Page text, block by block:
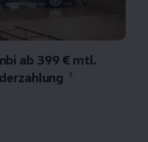
ab 399 € mtl.
3